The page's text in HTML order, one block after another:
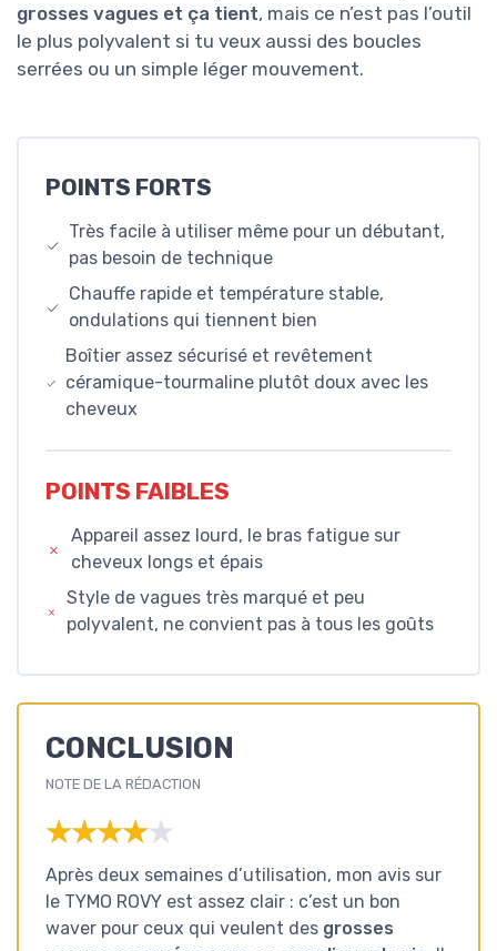
grosses vagues et ça tient, mais ce n’est pas l’outil
le plus polyvalent si tu veux aussi des boucles
serrées ou un simple léger mouvement.
POINTS FORTS
Très facile à utiliser même pour un débutant,
pas besoin de technique
Chauffe rapide et température stable,
ondulations qui tiennent bien
Boîtier assez sécurisé et revêtement
céramique-tourmaline plutôt doux avec les
cheveux
POINTS FAIBLES
Appareil assez lourd, le bras fatigue sur
cheveux longs et épais
Style de vagues très marqué et peu
polyvalent, ne convient pas à tous les goûts
CONCLUSION
NOTE DE LA RÉDACTION
★★★★★
★★★★★
Après deux semaines d’utilisation, mon avis sur
le TYMO ROVY est assez clair : c’est un bon
waver pour ceux qui veulent des grosses